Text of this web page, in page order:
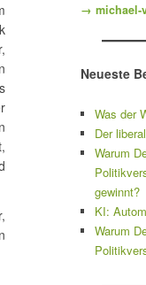
→ michael-
Neueste
Was der
Der
Warum
gewinnt?
KI:
Warum